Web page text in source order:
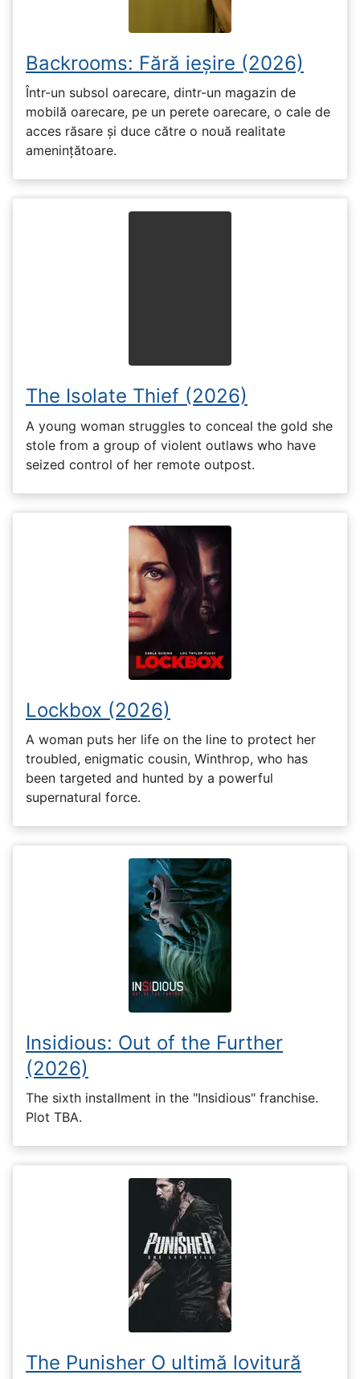
Backrooms: Fără ieșire (2026)
Într-un subsol oarecare, dintr-un magazin de
mobilă oarecare, pe un perete oarecare, o cale de
acces răsare și duce către o nouă realitate
amenințătoare.
The Isolate Thief (2026)
A young woman struggles to conceal the gold she
stole from a group of violent outlaws who have
seized control of her remote outpost.
Lockbox (2026)
A woman puts her life on the line to protect her
troubled, enigmatic cousin, Winthrop, who has
been targeted and hunted by a powerful
supernatural force.
Insidious: Out of the Further
(2026)
The sixth installment in the "Insidious" franchise.
Plot TBA.
The Punisher O ultimă lovitură